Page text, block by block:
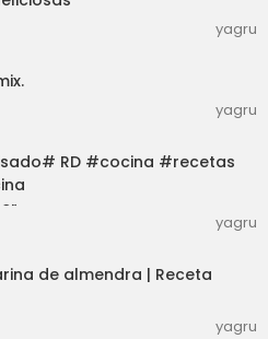
yagru
yagru
RD #cocina #recetas
yagru
de almendra | Receta
yagru